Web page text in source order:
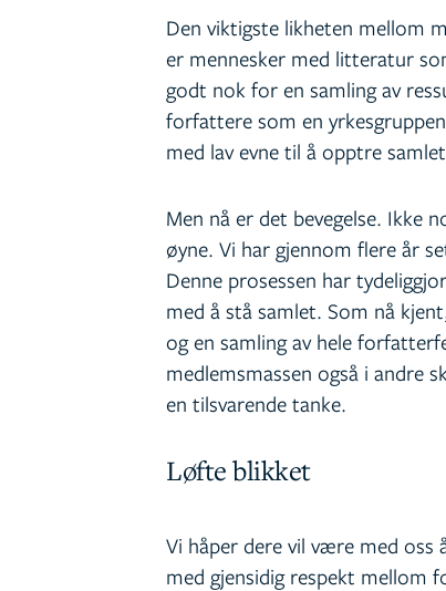
Den viktigste likheten mellom
er mennesker med litteratur
godt nok for en samling av
forfattere som en
med lav evne til å opptre
Men nå er det bevegelse. Ikke
øyne. Vi har gjennom flere år
Denne prosessen har
med å stå samlet. Som nå
og en samling av hele
medlemsmassen også i andre
en tilsvarende tanke.
Løfte blikket
Vi håper dere vil være med oss
med gjensidig respekt mellom